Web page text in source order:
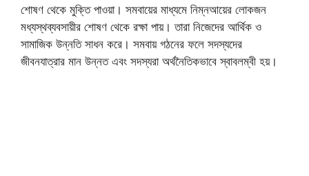
শোষণ থেকে মুক্তি পাওয়া। সমবায়ের মাধ্যমে নিম্নআয়ের লোকজন
মধ্যস্থব্যবসায়ীর শোষণ থেকে রক্ষা পায়। তারা নিজেদের আর্থিক ও
সামাজিক উন্নতি সাধন করে। সমবায় গঠনের ফলে সদস্যদের
জীবনযাত্রার মান উন্নত এবং সদস্যরা অর্থনৈতিকভাবে স্বাবলম্বী হয়।